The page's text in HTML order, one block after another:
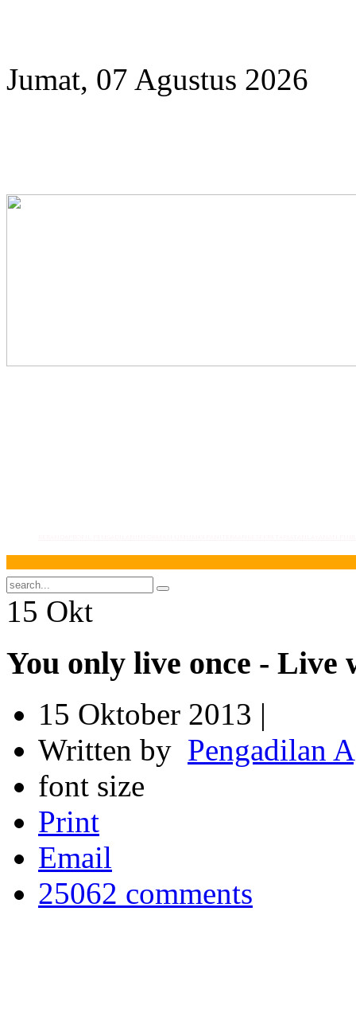
Jumat, 07 Agustus 2026
15 Okt
You only live once - Live
15 Oktober 2013 |
Written by Pengadilan
font size
Print
Email
25062 comments